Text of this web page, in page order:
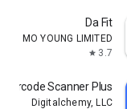
Da Fit
MO YOUNG LIMITED
3.7
star
Barcode Scanner Plus
Digitalchemy, LLC